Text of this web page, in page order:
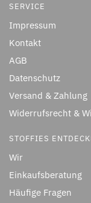
SERVICE
Impressum
Kontakt
AGB
Datenschutz
Versand & Zahlung
Widerrufsrecht &
STOFFIES
Wir
Einkaufsberatung
Häufige Fragen